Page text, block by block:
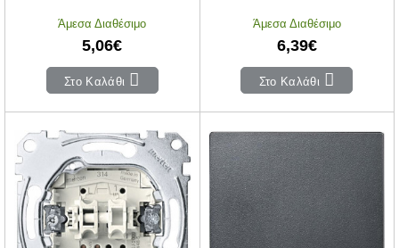
Άμεσα Διαθέσιμο
5,06€
Στο Καλάθι
Άμεσα Διαθέσιμο
6,39€
Στο Καλάθι